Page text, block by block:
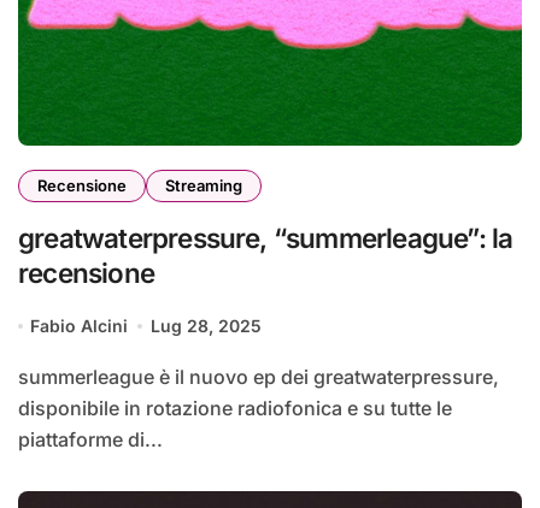
Recensione Streaming
greatwaterpressure, “summerleague”: la
recensione
Fabio Alcini Lug 28, 2025
summerleague è il nuovo ep dei greatwaterpressure,
disponibile in rotazione radiofonica e su tutte le
piattaforme di...